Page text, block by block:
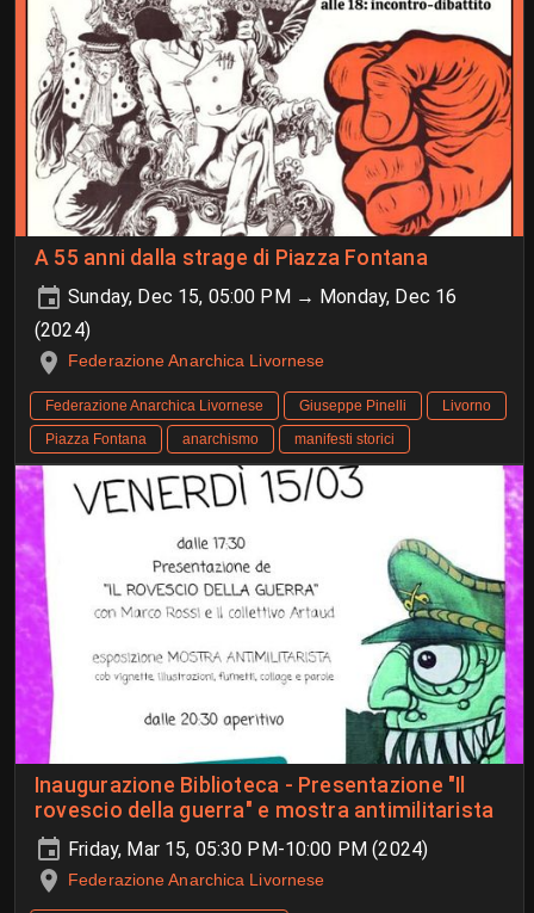
A 55 anni dalla strage di Piazza Fontana
Sunday, Dec 15, 05:00 PM → Monday, Dec 16
(2024)
Federazione Anarchica Livornese
Federazione Anarchica Livornese Giuseppe Pinelli
Livorno
Piazza Fontana
anarchismo manifesti storici
Inaugurazione Biblioteca - Presentazione "Il
rovescio della guerra" e mostra antimilitarista
Friday, Mar 15, 05:30 PM-10:00 PM (2024)
Federazione Anarchica Livornese